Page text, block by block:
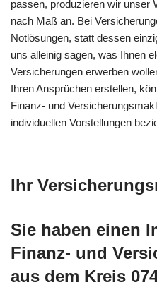
passen, produzieren wir unser
nach Maß an. Bei
Notlösungen, statt dessen
uns alleinig sagen, was Ihnen
Versicherungen erwerben
Ihren Ansprüchen erstellen,
Finanz- und
individuellen Vorstellungen
Ihr
Sie haben einen
Finanz- und
aus dem Kreis